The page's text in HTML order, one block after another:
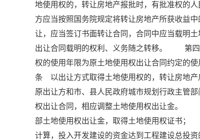
地使用权的，转让房地产报批时，有批准权的
方应当按照国务院规定将转让房地产所获收
让，应当签订书面转让合同，合同中应当载
出让合同载明的权利、义务随之转移。 第四
权的使用年限为原土地使用权出让合同约定
条 以出让方式取得土地使用权的，转让房地产
原出让方和市、县人民政府城市规划行政主管
权出让合同，相应调整土地使用权出让金
部土地使用权出让金，取得土地使用权证书
计算，投入开发建设的资金达到工程建设总